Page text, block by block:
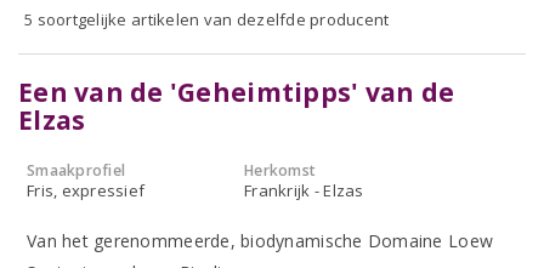
5 soortgelijke artikelen van dezelfde producent
Een van de 'Geheimtipps' van de
Elzas
Smaakprofiel
Fris, expressief
Herkomst
Frankrijk - Elzas
Van het gerenommeerde, biodynamische Domaine Loew